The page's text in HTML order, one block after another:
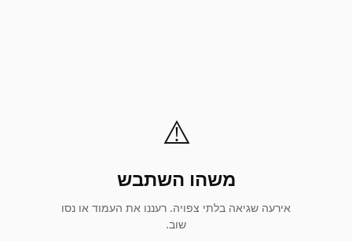
⚠️
משהו השתבש
אירעה שגיאה בלתי צפויה. רעננו את העמוד או נסו
שוב.